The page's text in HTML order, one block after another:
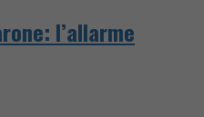
l’allarme